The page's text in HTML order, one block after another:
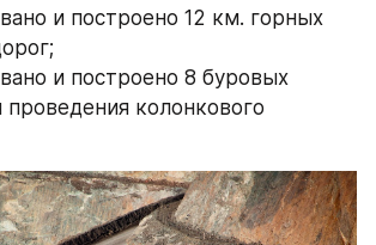
и построено 12 км. горных
и построено 8 буровых
колонкового